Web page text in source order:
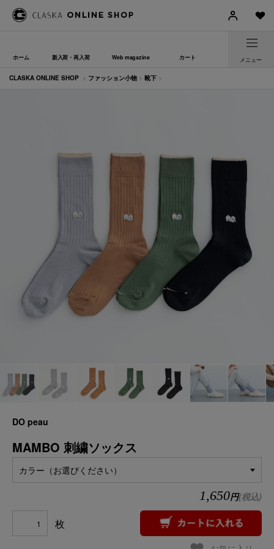
ホーム 新入荷・再入荷 Web magazine カート メニュー
CLASKA ONLINE SHOP > ファッション小物 > 靴下 >
DO peau
MAMBO 刺繍ソックス
カラー（お選びください）
1,650円(税込)
枚